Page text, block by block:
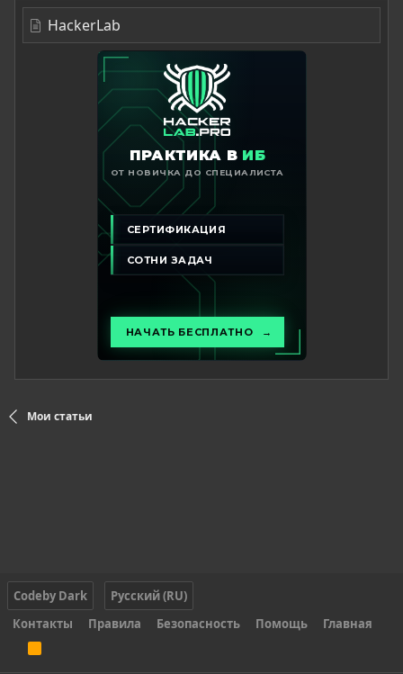
HackerLab
Мои статьи
Codeby Dark
Русский (RU)
Контакты
Правила Безопасность Помощь Главная